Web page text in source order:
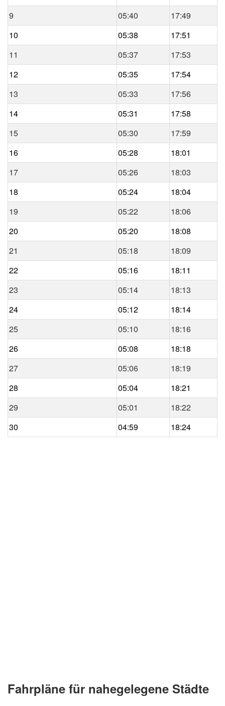
9
05:40
17:49
10
05:38
17:51
11
05:37
17:53
12
05:35
17:54
13
05:33
17:56
14
05:31
17:58
15
05:30
17:59
16
05:28
18:01
17
05:26
18:03
18
05:24
18:04
19
05:22
18:06
20
05:20
18:08
21
05:18
18:09
22
05:16
18:11
23
05:14
18:13
24
05:12
18:14
25
05:10
18:16
26
05:08
18:18
27
05:06
18:19
28
05:04
18:21
29
05:01
18:22
30
04:59 18:24
Fahrpläne für nahegelegene Städte